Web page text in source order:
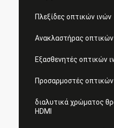
Πλεξίδες οπτικών ινών
Ανακλαστήρας οπτικών
Εξασθενητές οπτικών
Προσαρμοστές
διαλυτικά χρώματος
HDMI